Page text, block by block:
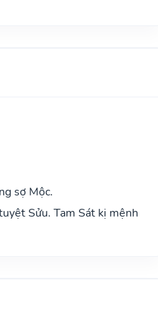
sợ Mộc.
Sửu. Tam Sát kị mệnh